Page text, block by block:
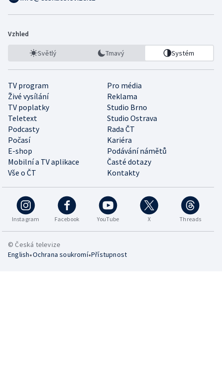
Vzhled
Světlý Tmavý Systém
TV program
Pro média
Živé vysílání
Reklama
TV poplatky
Studio Brno
Teletext
Studio Ostrava
Podcasty
Rada ČT
Počasí
Kariéra
E-shop
Podávání námětů
Mobilní a TV aplikace
Časté dotazy
Vše o ČT
Kontakty
Instagram Facebook YouTube X Threads
© Česká televize
English•Ochrana soukromí•Přístupnost